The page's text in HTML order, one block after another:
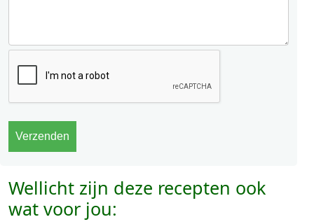
Wellicht zijn deze recepten ook
wat voor jou: